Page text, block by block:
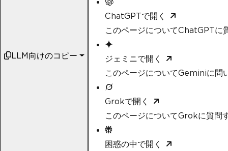
LLM向けのコピー
ChatGPTで開く
このページについてChatGPTに
ジェミニで開く
このページについてGeminiに問
Grokで開く
このページについてGrokに質問
困惑の中で開く